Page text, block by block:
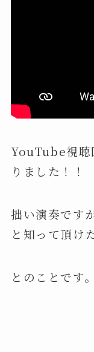
YouTube視聴
りました！！
拙い演奏です
と知って頂け
とのことです。